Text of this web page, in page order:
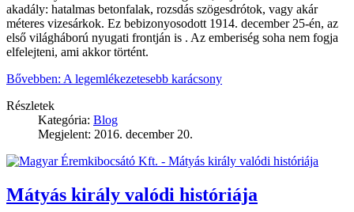
akadály: hatalmas betonfalak, rozsdás szögesdrótok, vagy akár
méteres vizesárkok. Ez bebizonyosodott 1914. december 25-én, az
első világháború nyugati frontján is . Az emberiség soha nem fogja
elfelejteni, ami akkor történt.
Bővebben: A legemlékezetesebb karácsony
Részletek
Kategória: Blog
Megjelent: 2016. december 20.
Mátyás király valódi históriája